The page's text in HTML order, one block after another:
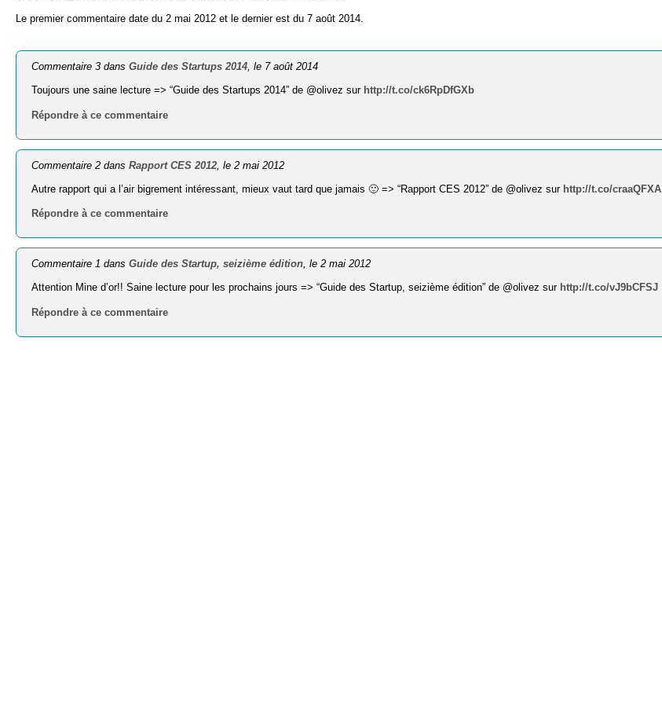
Le premier commentaire date du 2 mai 2012 et le dernier est du 7 août 2014.
Commentaire 3 dansGuide des Startups 2014, le 7 août 2014
Toujours une saine lecture => “Guide des Startups 2014” de @olivez sur http://t.co/ck6RpDfGXb
Répondre à ce commentaire
Commentaire 2 dansRapport CES 2012 , le 2 mai 2012
Autre rapport qui a l’air bigrement intéressant, mieux vaut tard que jamais 🙂 => “Rapport CES 2012” de @olivez sur http://t.co/craaQFXA
Répondre à ce commentaire
Commentaire 1 dansGuide des Startup, seizième édition, le 2 mai 2012
Attention Mine d’or!! Saine lecture pour les prochains jours => “Guide des Startup, seizième édition” de @olivez sur http://t.co/vJ9bCFSJ
Répondre à ce commentaire